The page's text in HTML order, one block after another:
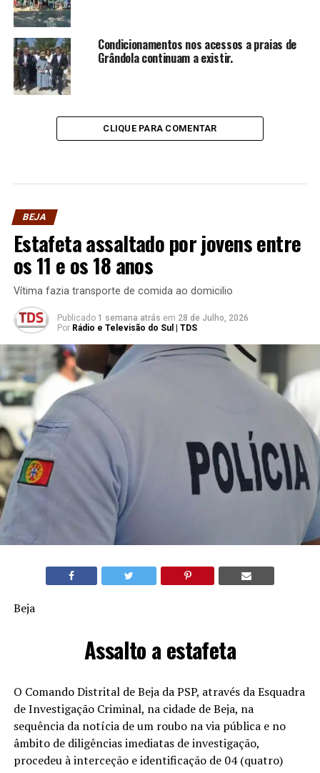
Condicionamentos nos acessos a praias de
Grândola continuam a existir.
CLIQUE PARA COMENTAR
BEJA
Estafeta assaltado por jovens entre
os 11 e os 18 anos
Vítima fazia transporte de comida ao domicilio
Publicado 1 semana atrás em 28 de Julho, 2026
Por Rádio e Televisão do Sul | TDS
Beja
Assalto a estafeta
O Comando Distrital de Beja da PSP, através da Esquadra
de Investigação Criminal, na cidade de Beja, na
sequência da notícia de um roubo na via pública e no
âmbito de diligências imediatas de investigação,
procedeu à interceção e identificação de 04 (quatro)